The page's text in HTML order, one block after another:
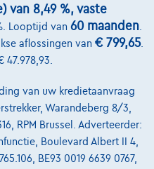
Automaat 100 kW ( 136 PK )
van 8,49 %, vaste
Looptijd van 60 maanden
aflossingen van € 799,65.
van uw kredietaanvraag
Warandeberg 8/3,
RPM Brussel. Adverteerder:
Boulevard Albert II 4,
BE93 0019 6639 0767,